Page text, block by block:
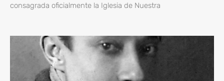
consagrada oficialmente la Iglesia de Nuestra